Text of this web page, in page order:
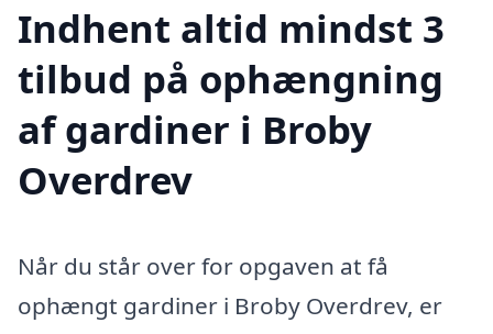
Indhent altid mindst 3
tilbud på ophængning
af gardiner i Broby
Overdrev
Når du står over for opgaven at få
ophængt gardiner i Broby Overdrev, er